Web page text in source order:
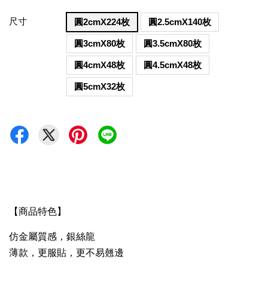
尺寸 圓2cmX224枚 圓2.5cmX140枚
圓3cmX80枚 圓3.5cmX80枚
圓4cmX48枚 圓4.5cmX48枚
圓5cmX32枚
【商品特色】
仿金屬質感，銀絲龍
薄款，更服貼，更不易翹邊